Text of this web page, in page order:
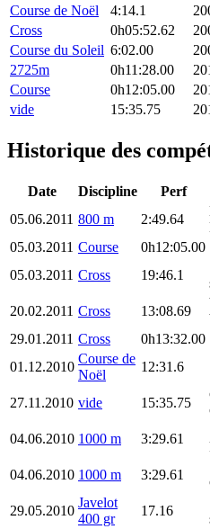
Course de Noël
4:14.1
Cross
0h05:52.62
Course du Soleil 6:02.00
2725m
0h11:28.00
Course
0h12:05.00
vide
15:35.75
Historique des
Date Discipline Perf
05.06.2011 800 m 2:49.64
05.03.2011 Course 0h12:05.00
05.03.2011 Cross 19:46.1
20.02.2011 Cross 13:08.69
29.01.2011 Cross 0h13:32.00
01.12.2010
Course de
Noël
12:31.6
27.11.2010 vide 15:35.75
04.06.2010 1000 m 3:29.61
04.06.2010 1000 m 3:29.61
29.05.2010
Javelot
400 gr
17.16